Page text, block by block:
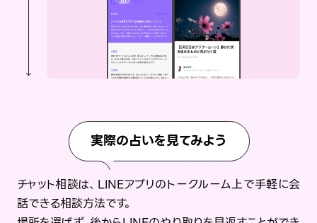
実際の占いを見てみよう
チャット相談は、LINEアプリのトークルーム上で手軽に会
話できる相談方法です。